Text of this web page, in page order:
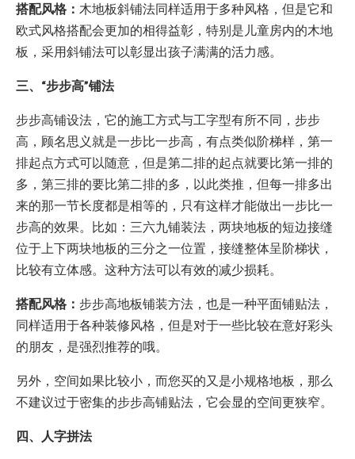
搭配风格： 木地板斜铺法同样适用于多种风格，但是它和
欧式风格搭配会更加的相得益彰，特别是儿童房内的木地
板，采用斜铺法可以彰显出孩子满满的活力感。
三、“步步高”铺法
步步高铺设法，它的施工方式与工字型有所不同，步步
高，顾名思义就是一步比一步高，有点类似阶梯样，第一
排起点方式可以随意，但是第二排的起点就要比第一排的
多，第三排的要比第二排的多，以此类推，但每一排多出
来的那一节长度都是相等的，只有这样才能做出一步比一
步高的效果。比如：三六九铺装法，两块地板的短边接缝
位于上下两块地板的三分之一位置，接缝整体呈阶梯状，
比较有立体感。这种方法可以有效的减少损耗。
搭配风格： 步步高地板铺装方法，也是一种平面铺贴法，
同样适用于各种装修风格，但是对于一些比较在意好彩头
的朋友，是强烈推荐的哦。
另外，空间如果比较小，而您买的又是小规格地板，那么
不建议过于密集的步步高铺贴法，它会显的空间更狭窄。
四、 人字拼法